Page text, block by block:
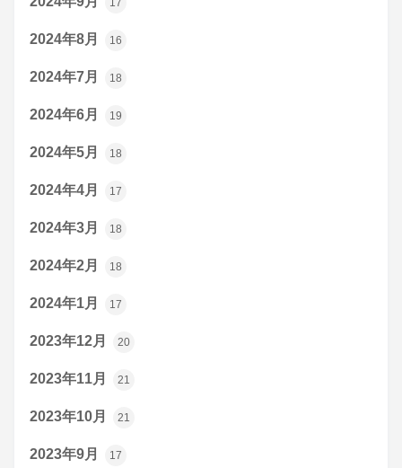
17
2024年8月 16
2024年7月 18
2024年6月 19
2024年5月 18
2024年4月 17
2024年3月 18
2024年2月 18
2024年1月 17
2023年12月 20
2023年11月 21
2023年10月 21
2023年9月 17